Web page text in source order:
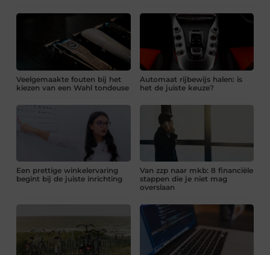
Veelgemaakte fouten bij het
kiezen van een Wahl tondeuse
Automaat rijbewijs halen: is
het de juiste keuze?
Een prettige winkelervaring
begint bij de juiste inrichting
Van zzp naar mkb: 8 financiële
stappen die je niet mag
overslaan